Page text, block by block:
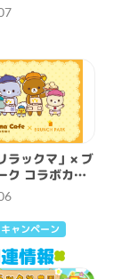
ラックマ」× ブ
ク コラボカフ
ャンペーン
情報